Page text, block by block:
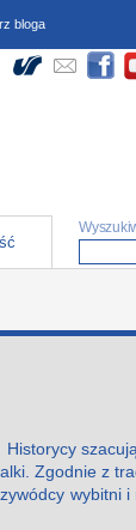
Formularz
bloga
Wysoki
czcionkę
Zmniejsz czcionkę
Historycy
Zgodnie z
wybitni i